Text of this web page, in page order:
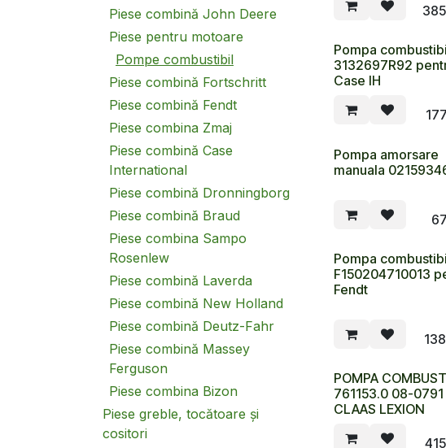
Piese combină John Deere
Piese pentru motoare
Pompe combustibil
Piese combină Fortschritt
Piese combină Fendt
Piese combina Zmaj
Piese combină Case
International
Piese combină Dronningborg
Piese combină Braud
Piese combina Sampo
Rosenlew
Piese combină Laverda
Piese combină New Holland
Piese combină Deutz-Fahr
Piese combină Massey
Ferguson
Piese combina Bizon
Piese greble, tocătoare și
cositori
Pompa
3132697R92
Case IH
Pompa amorsare
manuala
Pompa
F150204710013
Fendt
POMPA
761153.0 08-0791
CLAAS LEXION